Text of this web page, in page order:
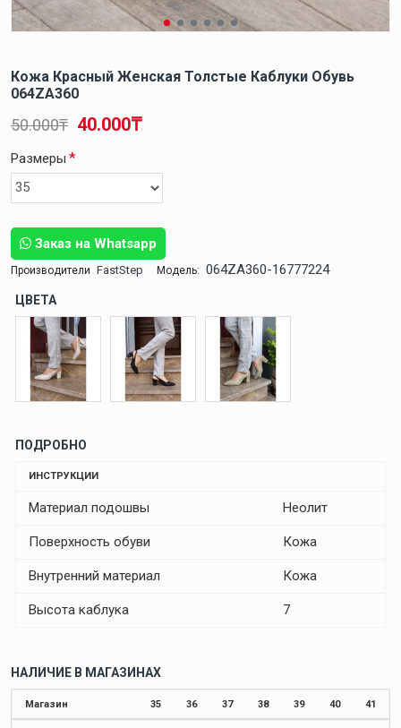
Кожа Красный Женская Толстые Каблуки Обувь
064ZA360
Заказ на Whatsapp
Производители FastStep Модель: 064ZA360-16777224
40.000₸
50.000₸
Размеры
ЦВЕТА
ПОДРОБНО
ИНСТРУКЦИИ
Материал подошвы Неолит
Поверхность обуви Кожа
Внутренний материал Кожа
Высота каблука 7
НАЛИЧИЕ В МАГАЗИНАХ
Магазин 35 36 37 38 39 40 41